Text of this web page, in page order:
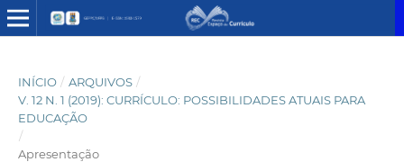
INÍCIO / ARQUIVOS /
V. 12 N. 1 (2019): CURRÍCULO: POSSIBILIDADES ATUAIS PARA
EDUCAÇÃO
/
Apresentação